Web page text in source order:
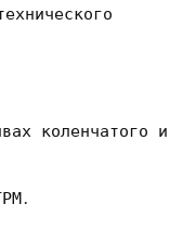
коленчатого и